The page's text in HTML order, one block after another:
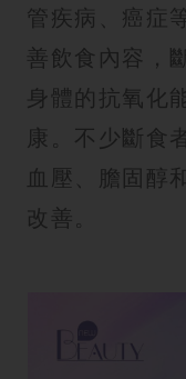
管疾病、癌症
善飲食內容，
身體的抗氧化
康。不少斷食
血壓、膽固醇
改善。